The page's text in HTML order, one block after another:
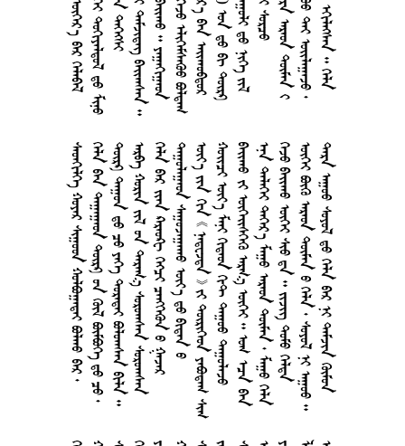
                                                                                 